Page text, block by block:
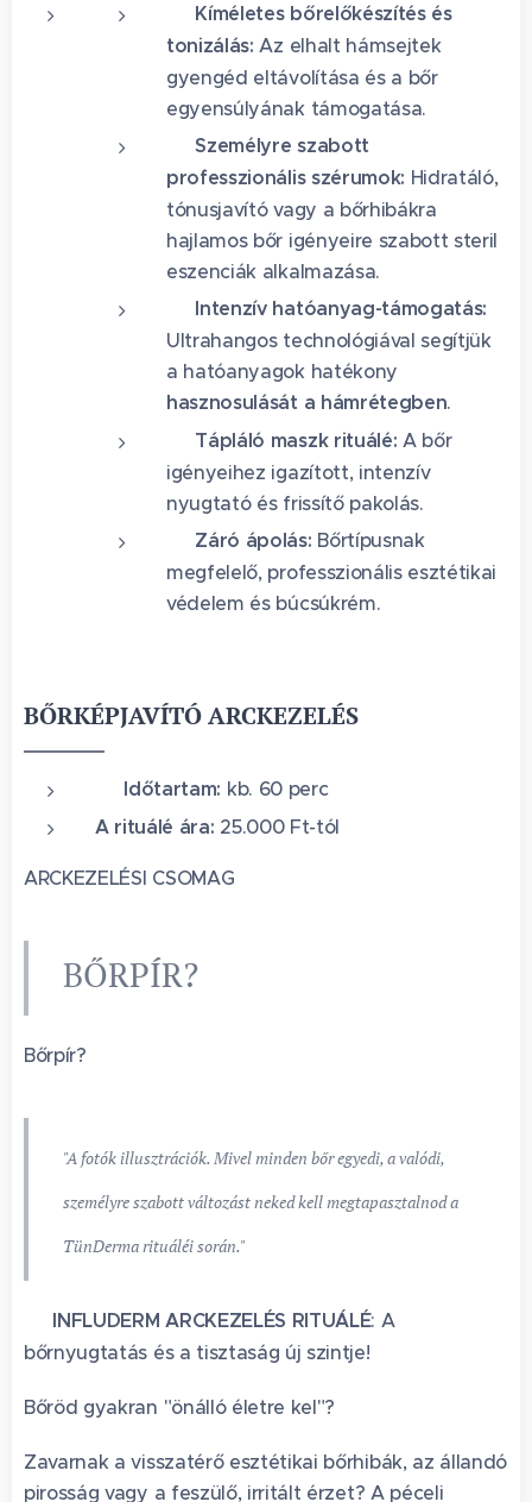
Kíméletes bőrelőkészítés és
tonizálás: Az elhalt hámsejtek
gyengéd eltávolítása és a bőr
egyensúlyának támogatása.
🧪Személyre szabott
professzionális szérumok: Hidratáló,
tónusjavító vagy a bőrhibákra
hajlamos bőr igényeire szabott steril
eszenciák alkalmazása.
Intenzív hatóanyag-támogatás:
Ultrahangos technológiával segítjük
a hatóanyagok hatékony
hasznosulását a hámrétegben.
Tápláló maszk rituálé: A bőr
igényeihez igazított, intenzív
nyugtató és frissítő pakolás.
Záró ápolás: Bőrtípusnak
megfelelő, professzionális esztétikai
védelem és búcsúkrém.
BŐRKÉPJAVÍTÓ ARCKEZELÉS
🕐 Időtartam: kb. 60 perc
A rituálé ára: 25.000 Ft-tól
ARCKEZELÉSI CSOMAG
BŐRPÍR?
Bőrpír?
"A fotók illusztrációk. Mivel minden bőr egyedi, a valódi,
személyre szabott változást neked kell megtapasztalnod a
TünDerma rituáléi során."
INFLUDERM ARCKEZELÉS RITUÁLÉ: A
bőrnyugtatás és a tisztaság új szintje!
Bőröd gyakran "önálló életre kel"?
Zavarnak a visszatérő esztétikai bőrhibák, az állandó
pirosság vagy a feszülő, irritált érzet? A péceli